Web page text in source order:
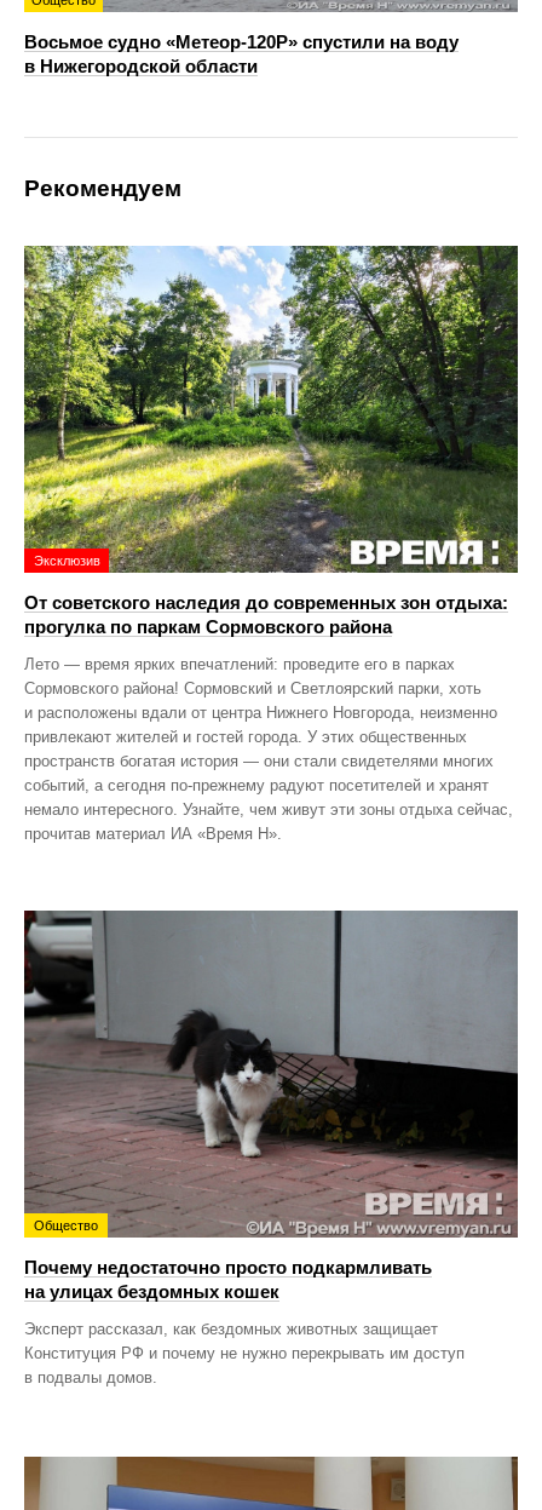
Восьмое судно «Метеор-120Р» спустили на воду
в Нижегородской области
Рекомендуем
Эксклюзив
От советского наследия до современных зон отдыха:
прогулка по паркам Сормовского района
Лето — время ярких впечатлений: проведите его в парках
Сормовского района! Сормовский и Светлоярский парки, хоть
и расположены вдали от центра Нижнего Новгорода, неизменно
привлекают жителей и гостей города. У этих общественных
пространств богатая история — они стали свидетелями многих
событий, а сегодня по‑прежнему радуют посетителей и хранят
немало интересного. Узнайте, чем живут эти зоны отдыха сейчас,
прочитав материал ИА «Время Н».
Общество
Почему недостаточно просто подкармливать
на улицах бездомных кошек
Эксперт рассказал, как бездомных животных защищает
Конституция РФ и почему не нужно перекрывать им доступ
в подвалы домов.